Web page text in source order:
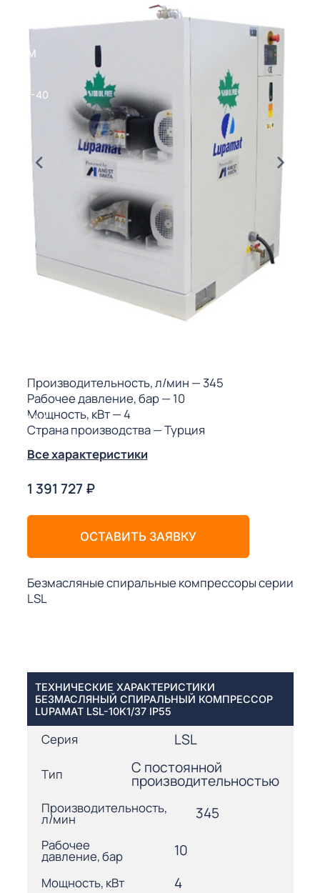
Производительность, л/мин — 345
Рабочее давление, бар— 10
Мощность, кВт— 4
Страна производства— Турция
Все характеристики
1 391 727 ₽
ОСТАВИТЬ ЗАЯВКУ
Безмасляные спиральные компрессоры серии
LSL
ТЕХНИЧЕСКИЕ ХАРАКТЕРИСТИКИ
БЕЗМАСЛЯНЫЙ СПИРАЛЬНЫЙ КОМПРЕССОР
LUPAMAT LSL-10K1/37 IP55
Серия LSL
Тип С постоянной
производительностью
Производительность,
л/мин 345
Рабочее
давление, бар 10
Мощность, кВт 4
(3-40
АИ